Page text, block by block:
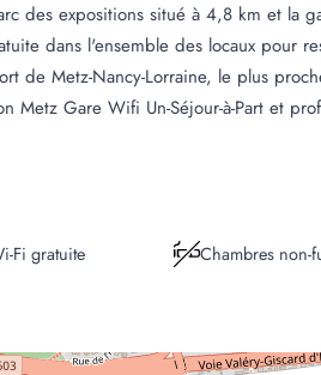
des expositions situé à 4,8 km et la
dans l'ensemble des locaux pour
de Metz-Nancy-Lorraine, le plus
Metz Gare Wifi Un-Séjour-à-Part et
Fi gratuite Chambres non-